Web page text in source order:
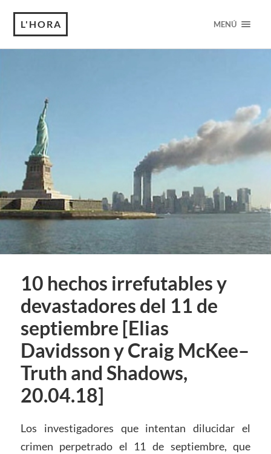
L'HORA MENÚ
10 hechos irrefutables y
devastadores del 11 de
septiembre [Elias
Davidsson y Craig McKee–
Truth and Shadows,
20.04.18]
Los investigadores que intentan dilucidar el
crimen perpetrado el 11 de septiembre, que